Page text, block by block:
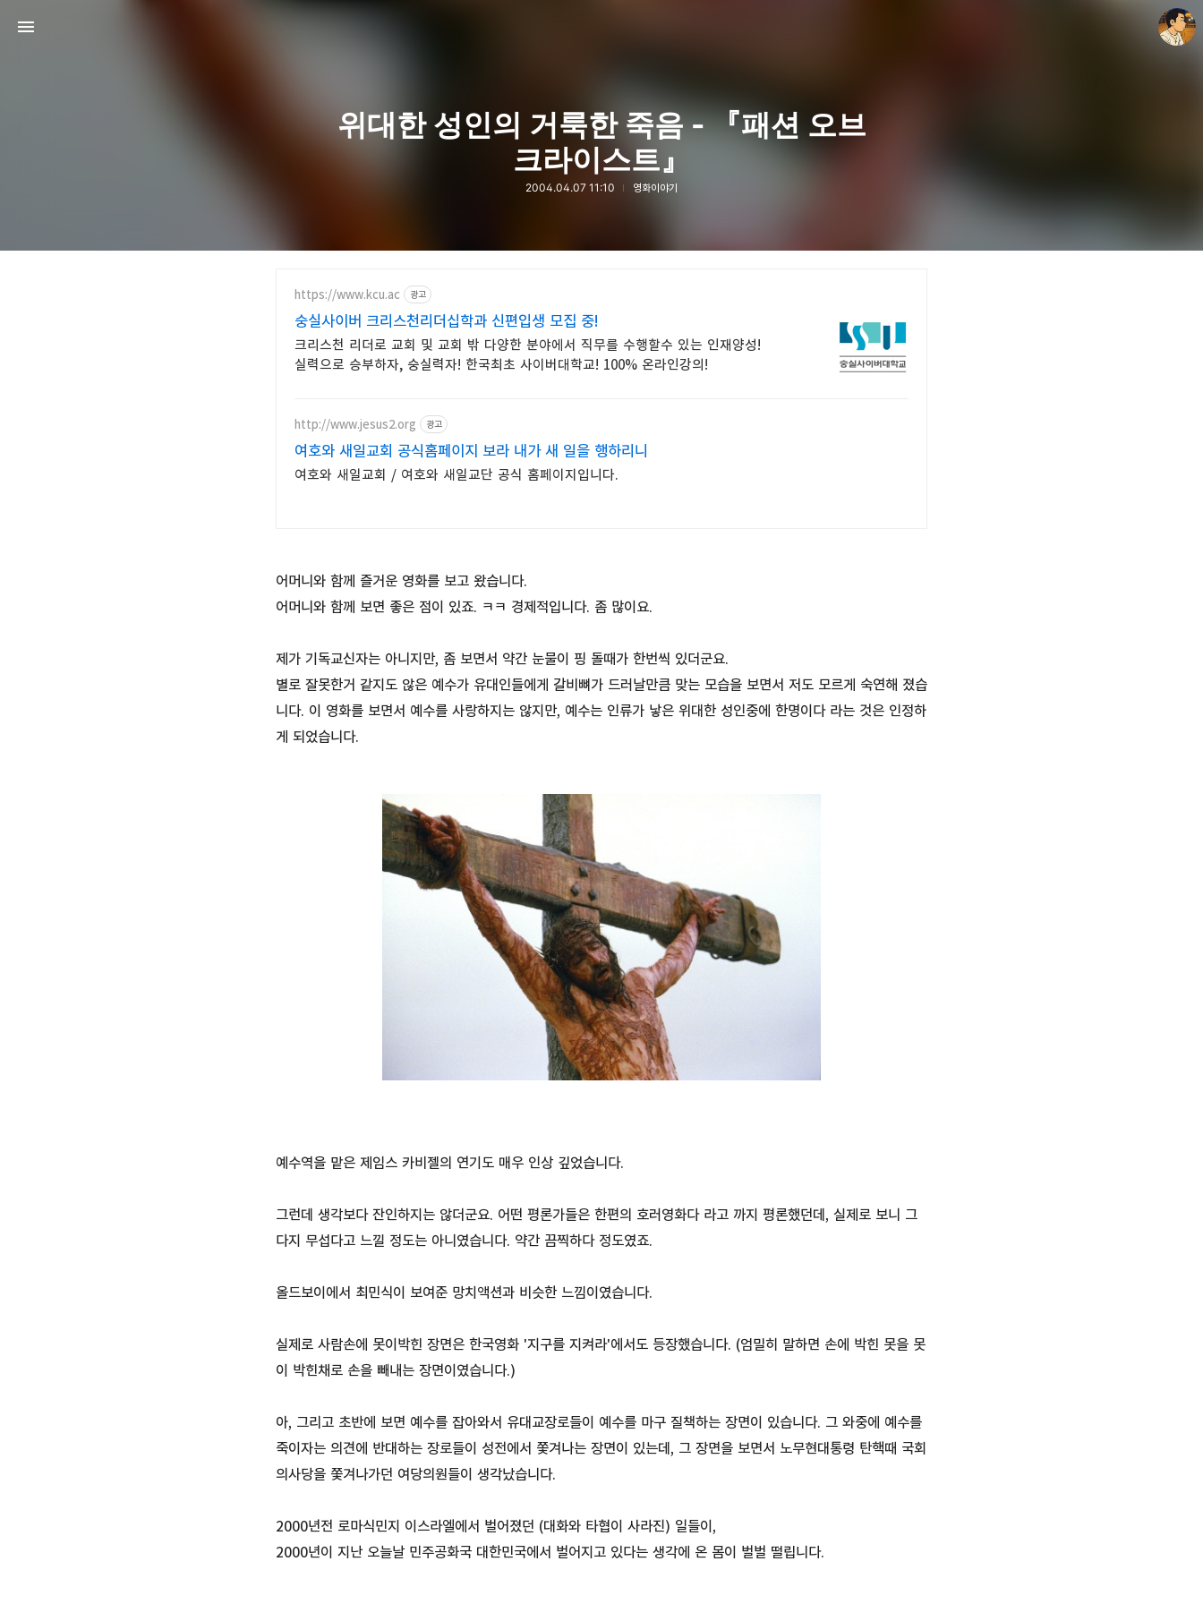
위대한 성인의 거룩한 죽음 - 『패션 오브
크라이스트』
2004.04.07 11:10 영화이야기
https://www.kcu.ac 광고
숭실사이버 크리스천리더십학과 신편입생 모집 중!
크리스천 리더로 교회 및 교회 밖 다양한 분야에서 직무를 수행할수 있는 인재양성!
실력으로 승부하자, 숭실력자! 한국최초 사이버대학교! 100% 온라인강의!
http://www.jesus2.org 광고
여호와 새일교회 공식홈페이지 보라 내가 새 일을 행하리니
여호와 새일교회 / 여호와 새일교단 공식 홈페이지입니다.
어머니와 함께 즐거운 영화를 보고 왔습니다.
어머니와 함께 보면 좋은 점이 있죠. ㅋㅋ 경제적입니다. 좀 많이요.
제가 기독교신자는 아니지만, 좀 보면서 약간 눈물이 핑 돌때가 한번씩 있더군요.
별로 잘못한거 같지도 않은 예수가 유대인들에게 갈비뼈가 드러날만큼 맞는 모습을 보면서 저도 모르게 숙연해 졌습
니다. 이 영화를 보면서 예수를 사랑하지는 않지만, 예수는 인류가 낳은 위대한 성인중에 한명이다 라는 것은 인정하
게 되었습니다.
예수역을 맡은 제임스 카비젤의 연기도 매우 인상 깊었습니다.
그런데 생각보다 잔인하지는 않더군요. 어떤 평론가들은 한편의 호러영화다 라고 까지 평론했던데, 실제로 보니 그
다지 무섭다고 느낄 정도는 아니였습니다. 약간 끔찍하다 정도였죠.
올드보이에서 최민식이 보여준 망치액션과 비슷한 느낌이였습니다.
실제로 사람손에 못이박힌 장면은 한국영화 '지구를 지켜라'에서도 등장했습니다. (엄밀히 말하면 손에 박힌 못을 못
이 박힌채로 손을 빼내는 장면이였습니다.)
아, 그리고 초반에 보면 예수를 잡아와서 유대교장로들이 예수를 마구 질책하는 장면이 있습니다. 그 와중에 예수를
죽이자는 의견에 반대하는 장로들이 성전에서 쫓겨나는 장면이 있는데, 그 장면을 보면서 노무현대통령 탄핵때 국회
의사당을 쫓겨나가던 여당의원들이 생각났습니다.
2000년전 로마식민지 이스라엘에서 벌어졌던 (대화와 타협이 사라진) 일들이,
2000년이 지난 오늘날 민주공화국 대한민국에서 벌어지고 있다는 생각에 온 몸이 벌벌 떨립니다.